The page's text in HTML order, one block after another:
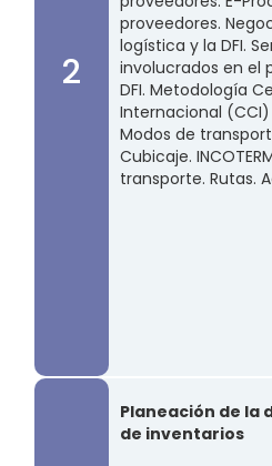
2
proveedores.
logística y la DFI.
involucrados en el
DFI. Metodología
Internacional (CCI)
Modos de
Cubicaje.
transporte. Rutas.
Planeación de la
de inventarios